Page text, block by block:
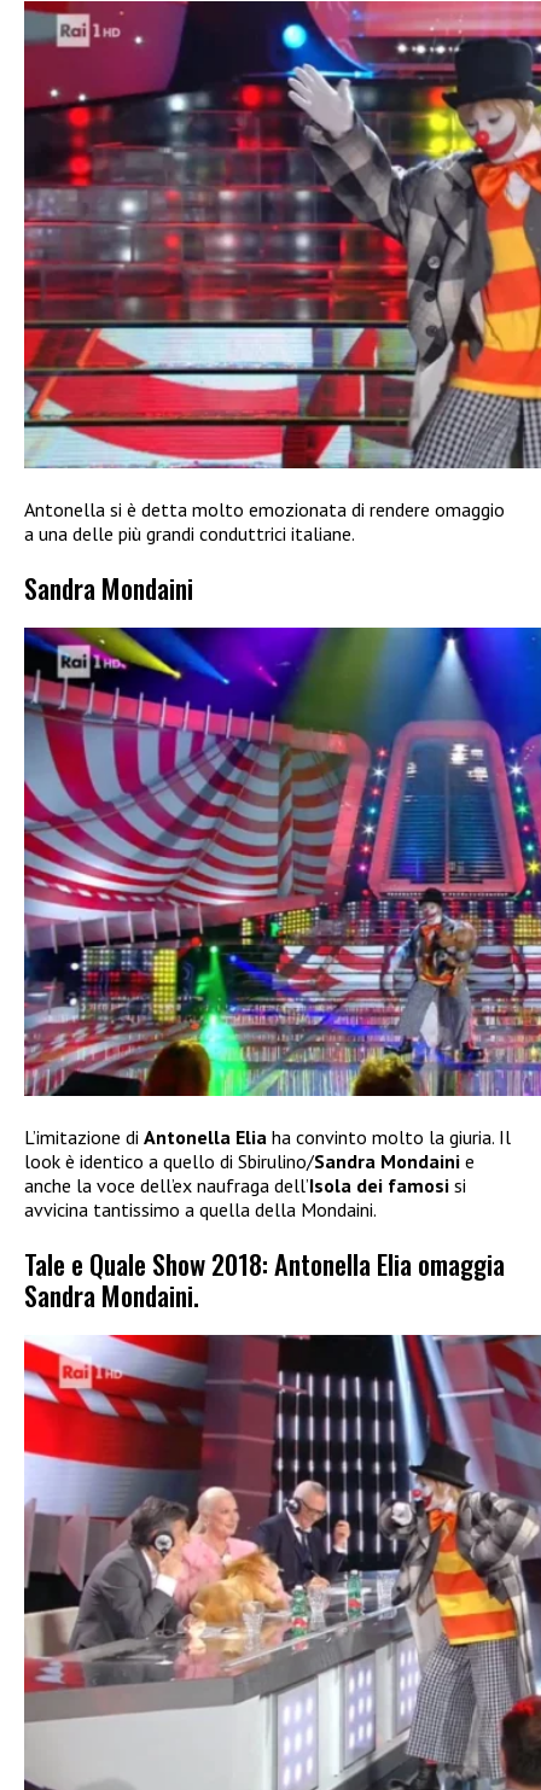
Antonella si è detta molto emozionata di rendere omaggio
a una delle più grandi conduttrici italiane.
Sandra Mondaini
L’imitazione di Antonella Elia ha convinto molto la giuria. Il
look è identico a quello di Sbirulino/Sandra Mondaini e
anche la voce dell’ex naufraga dell’Isola dei famosi si
avvicina tantissimo a quella della Mondaini.
Tale e Quale Show 2018: Antonella Elia omaggia
Sandra Mondaini.